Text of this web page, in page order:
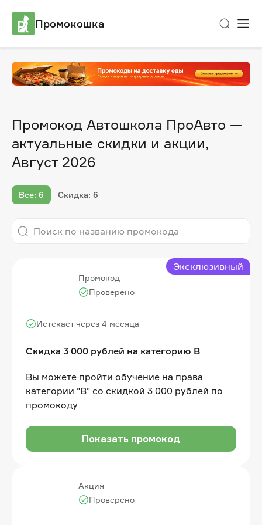
Промокошка
Промокод Автошкола ПроАвто —
актуальные скидки и акции,
Август 2026
Все: 6 Скидка: 6
Промокод
Скидка 3 000 рублей на категорию B
Истекает через 4 месяца
Проверено
Вы можете пройти обучение на права
категории "B" со скидкой 3 000 рублей по
промокоду
Показать промокод
Эксклюзивный
Акция
Проверено